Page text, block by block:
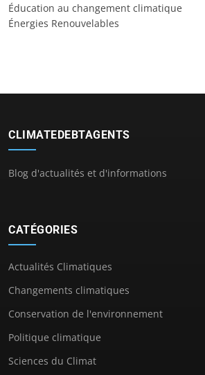
Éducation au changement climatique
Énergies Renouvelables
CLIMATEDEBTAGENTS
Blog d'actualités et d'informations
CATÉGORIES
Actualités Climatiques
Changements climatiques
Conservation de l'environnement
Politique climatique
Sciences du Climat